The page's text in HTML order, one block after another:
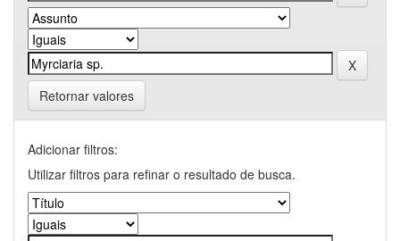
Retornar valores
Adicionar filtros:
Utilizar filtros para refinar o resultado de busca.